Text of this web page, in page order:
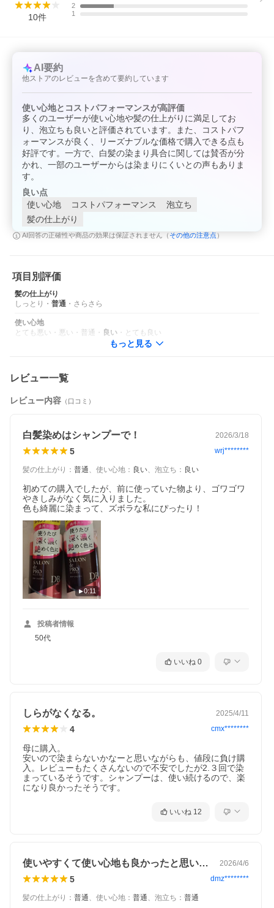
ブエキス/こんぶエキス/コブエキス/こぶエキス）・ワカ
メエキス（わかめエキス/若布エキス/和布エキス）・黒
出液）
５つの艶オイル
油/カニナバラ果実エキス/ローズヒップ油）・ホホバオ
イル（ホホバ油）オリーブオイル（オリーブ油）
さわやかなムスクの香り ふわっと香り 癒しのシャンプータイ
ムへ
瑞々しいフルーツとグリーンの香りに、フローラルとム
スクを加えた、フレッシュフルーティームスクの香りで
濃密な泡立ちで指通りの良い髪に導く
はり・コシ成分「ヒバマタエキス（褐藻エキス）」配合
配合
ランジオール）クロスポリマー
プロテシル?は（株）成和化成の登録商標です。
■使い方は２通り
１.ヘアカラーにかわる白髪染めとして、シャンプーする
たび白髪が染まる！
白髪を染めたいけど、髪の傷みが気になる方におすす
ーを置きかえるだけ！
次のヘアカラーまで、カラーシャンプーでキレイな髪色
ヘアカラーの色落ちが気になる方におすすめ！
的です。普段より使用量を多くすることもおすすめで
す。
商品名
サロンドプロ カラーシャンプー ダークブラウン
ブランド サロンドプロ(SALON de PRO)
内容量
300ml×2個セット
商品コー
ド
J4904651187386S2
使用方法
＜ポンプの使い方＞
ポンプ首部を手で固定し、頭部を矢印の方向へまわし
てください。使い始めは、中味が出るまでポンプを数
□ 髪を充分にぬらしてから適量を手にとり、よく泡立
□ ご使用前に、浴室や浴槽の壁、床等をぬらしておく
と汚れが落ちやすくなります。
□ 手や肌についた色は、石けんで洗い流してくださ
しくこすってください。
□ 使用後、吐出口から中味がたれ落ちることがありま
す。
□ 髪質や白髪の量により、色味・着色効果は若干異な
ります。
＜色移り・色落ちに関するご注意＞
なくなる恐れがあります。
□ 髪がぬれている時(洗髪後や汗をかく等)や育毛剤や
整髪料を多量に使用した時は、衣服、帽子、タオル、
枕等に色移りすることがあります。
＜ご注意＞
10件
2
1
AI要約
他ストアのレビューを含めて要約しています
使い心地とコストパフォーマンスが高評価
多くのユーザーが使い心地や髪の仕上がりに満足してお
り、泡立ちも良いと評価されています。また、コストパフ
ォーマンスが良く、リーズナブルな価格で購入できる点も
好評です。一方で、白髪の染まり具合に関しては賛否が分
かれ、一部のユーザーからは染まりにくいとの声もありま
す。
良い点
使い心地
コストパフォーマンス
泡立ち
髪の仕上がり
AI回答の正確性や商品の効果は保証されません（ その他の注意点 ）
項目別評価
髪の仕上がり
しっとり ・ 普通 ・ さらさら
使い心地
とても悪い ・ 悪い ・ 普通 ・ 良い ・ とても良い
もっと見る
レビュー一覧
レビュー内容 （口コミ）
白髪染めはシャンプーで！ 2026/3/18
5 wrj********
髪の仕上がり ： 普通、 使い心地 ： 良い、 泡立ち ： 良い
初めての購入でしたが、前に使っていた物より、ゴワゴワ
やきしみがなく気に入りました。
色も綺麗に染まって、ズボラな私にぴったり！
0:11
投稿者情報
50代
いいね 0
しらがなくなる。 2025/4/11
4 cmx********
母に購入。
安いので染まらないかなーと思いながらも、値段に負け購
入。レビューもたくさんないので不安でしたが2.３回で染
まっているそうです。シャンプーは、使い続けるので、楽
いいね 12
使いやすくて使い心地も良かったと思います 2026/4/6
5 dmz********
髪の仕上がり ： 普通、 使い心地 ： 普通、 泡立ち ： 普通